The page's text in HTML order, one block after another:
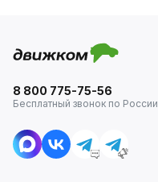
8 800 775-75-56
Бесплатный звонок по России